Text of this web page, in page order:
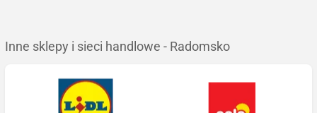
Inne sklepy i sieci handlowe - Radomsko